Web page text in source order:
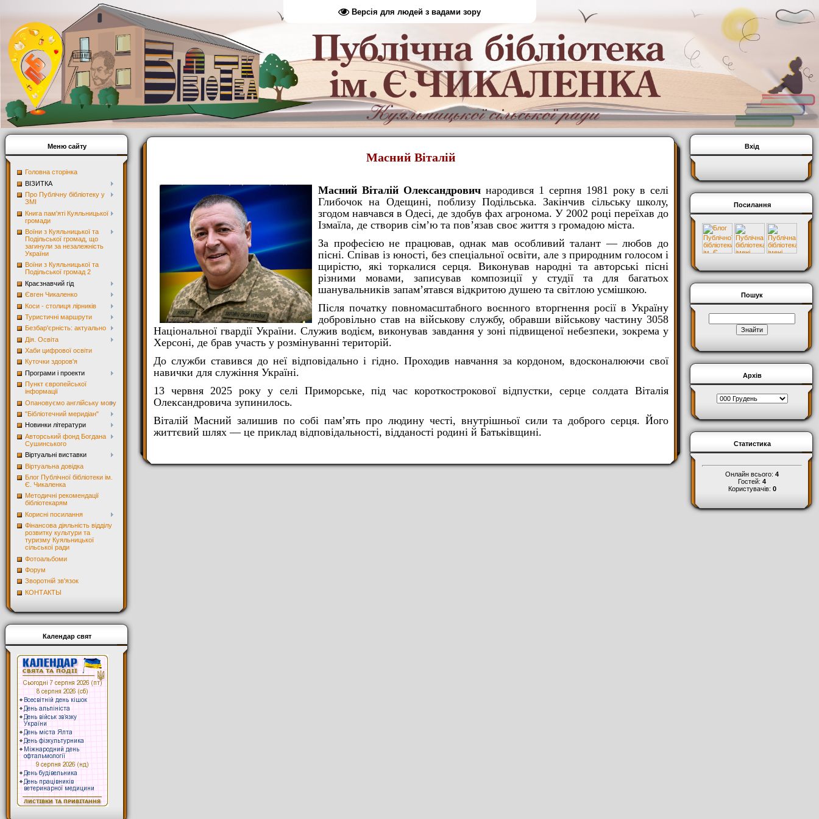
Версія для людей з вадами зору
Меню сайту
Головна сторінка
ВІЗИТКА
Про Публічну бібліотеку у
ЗМІ
Книга пам'яті Куяльницької
громади
Воїни з Куяльницької та
Подільської громад, що
загинули за незалежність
України
Воїни з Куяльницької та
Подільської громад 2
Краєзнавчий гід
Євген Чикаленко
Коси - столиця лірників
Туристичні маршрути
Безбар'єрність: актуально
Дія. Освіта
Хаби цифрової освіти
Куточки здоров'я
Програми і проекти
Пункт європейської
інформації
Опановуємо англійську мову
"Бібліотечний меридіан"
Новинки літератури
Авторський фонд Богдана
Сушинського
Віртуальні виставки
Віртуальна довідка
Блог Публічної бібліотеки ім.
Є. Чикаленка
Методичні рекомендації
бібліотекарям
Корисні посилання
Фінансова діяльність відділу
розвитку культури та
туризму Куяльницької
сільської ради
Фотоальбоми
Форум
Зворотній зв'язок
КОНТАКТЫ
Календар свят
Масний Віталій
Масний Віталій Олександрович народився 1 серпня 1981 року в селі
Глибочок на Одещині, поблизу Подільська. Закінчив сільську школу,
згодом навчався в Одесі, де здобув фах агронома. У 2002 році переїхав до
Ізмаїла, де створив сім’ю та пов’язав своє життя з громадою міста.
За професією не працював, однак мав особливий талант — любов до
пісні. Співав із юності, без спеціальної освіти, але з природним голосом і
щирістю, які торкалися серця. Виконував народні та авторські пісні
різними мовами, записував композиції у студії та для багатьох
шанувальників запам’ятався відкритою душею та світлою усмішкою.
Після початку повномасштабного воєнного вторгнення росії в Україну
добровільно став на військову службу, обравши військову частину 3058
Національної гвардії України. Служив водієм, виконував завдання у зоні підвищеної небезпеки, зокрема у
Херсоні, де брав участь у розмінуванні територій.
До служби ставився до неї відповідально і гідно. Проходив навчання за кордоном, вдосконалюючи свої
навички для служіння Україні.
13 червня 2025 року у селі Приморське, під час короткострокової відпустки, серце солдата Віталія
Олександровича зупинилось.
Віталій Масний залишив по собі пам’ять про людину честі, внутрішньої сили та доброго серця. Його
життєвий шлях — це приклад відповідальності, відданості родині й Батьківщині.
Вхід
Посилання
Пошук
Архів
Статистика
Онлайн всього: 4
Гостей: 4
Користувачів: 0